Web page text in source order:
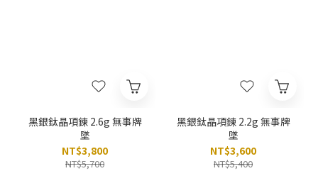
黑銀鈦晶項鍊 2.6g 無事牌
墜
NT$3,800
NT$5,700
黑銀鈦晶項鍊 2.2g 無事牌
墜
NT$3,600
NT$5,400